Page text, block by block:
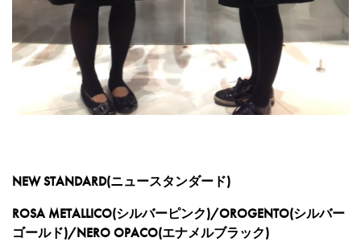
NEW STANDARD(ニュースタンダード)
ROSA METALLICO(シルバーピンク)/OROGENTO(シルバー
ゴールド)/NERO OPACO(エナメルブラック)